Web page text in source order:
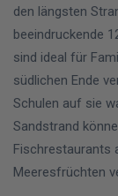
den längsten
beeindruckende
sind ideal für
südlichen Ende
Schulen auf sie
Sandstrand
Fischrestaurants
Meeresfrüchten